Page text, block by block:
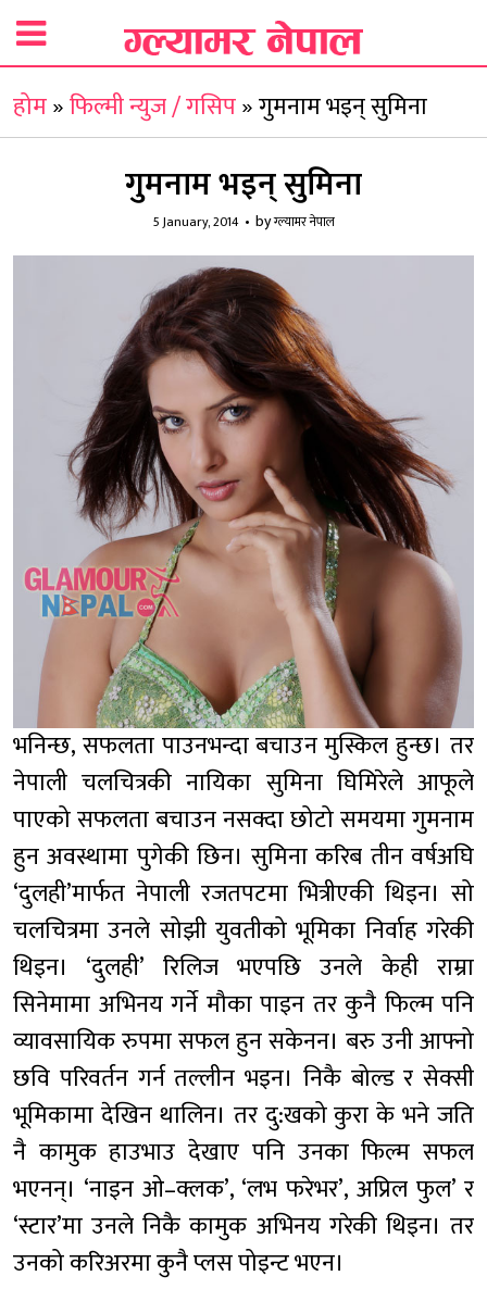
होम»फिल्मी न्युज / गसिप»गुमनाम भइन् सुमिना
गुमनाम भइन् सुमिना
5 January, 2014 byग्ल्यामर नेपाल
भनिन्छ, सफलता पाउनभन्दा बचाउन मुस्किल हुन्छ। तर
नेपाली चलचित्रकी नायिका सुमिना घिमिरेले आफूले
पाएको सफलता बचाउन नसक्दा छोटो समयमा गुमनाम
हुन अवस्थामा पुगेकी छिन। सुमिना करिब तीन वर्षअघि
‘दुलही’मार्फत नेपाली रजतपटमा भित्रीएकी थिइन। सो
चलचित्रमा उनले सोझी युवतीको भूमिका निर्वाह गरेकी
थिइन। ‘दुलही’ रिलिज भएपछि उनले केही राम्रा
सिनेमामा अभिनय गर्ने मौका पाइन तर कुनै फिल्म पनि
व्यावसायिक रुपमा सफल हुन सकेनन। बरु उनी आफ्नो
छवि परिवर्तन गर्न तल्लीन भइन। निकै बोल्ड र सेक्सी
भूमिकामा देखिन थालिन। तर दु:खको कुरा के भने जति
नै कामुक हाउभाउ देखाए पनि उनका फिल्म सफल
भएनन्। ‘नाइन ओ–क्लक’, ‘लभ फरेभर’, अप्रिल फुल’ र
‘स्टार’मा उनले निकै कामुक अभिनय गरेकी थिइन। तर
उनको करिअरमा कुनै प्लस पोइन्ट भएन।